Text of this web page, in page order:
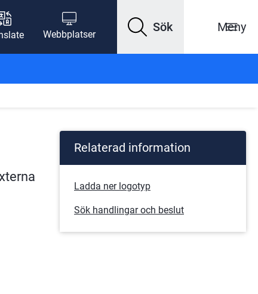
Webbplatser
Sök Meny
Relaterad information
Ladda ner logotyp
Sök handlingar och beslut